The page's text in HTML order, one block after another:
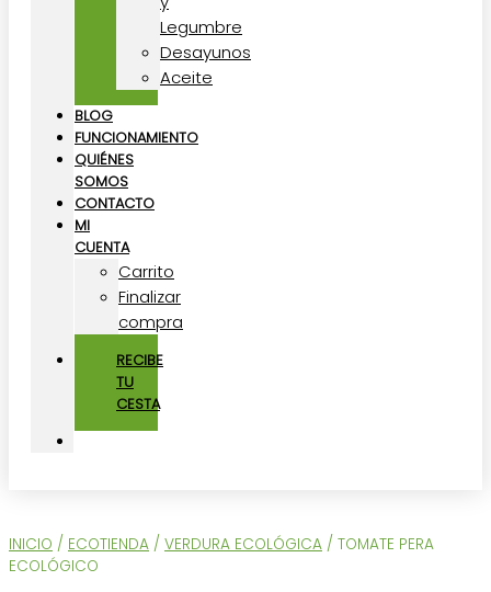
Legumbre
Desayunos
Aceite
BLOG
FUNCIONAMIENTO
QUIÉNES
SOMOS
CONTACTO
MI
CUENTA
Carrito
Finalizar
compra
RECIBE
TU
CESTA
INICIO / ECOTIENDA / VERDURA ECOLÓGICA / TOMATE PERA
ECOLÓGICO